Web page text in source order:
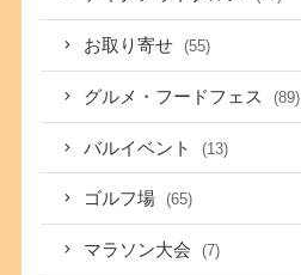
お取り寄せ (55)
グルメ・フードフェス (89)
バルイベント (13)
ゴルフ場 (65)
マラソン大会 (7)